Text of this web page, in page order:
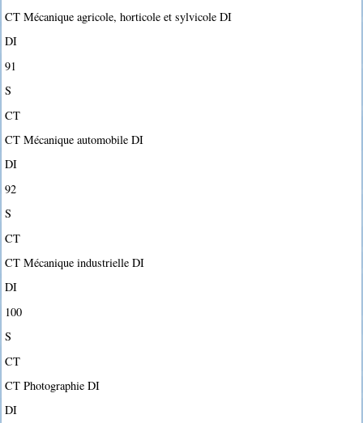
CT Mécanique agricole, horticole et sylvicole DI
DI
91
S
CT
CT Mécanique automobile DI
DI
92
S
CT
CT Mécanique industrielle DI
DI
100
S
CT
CT Photographie DI
DI